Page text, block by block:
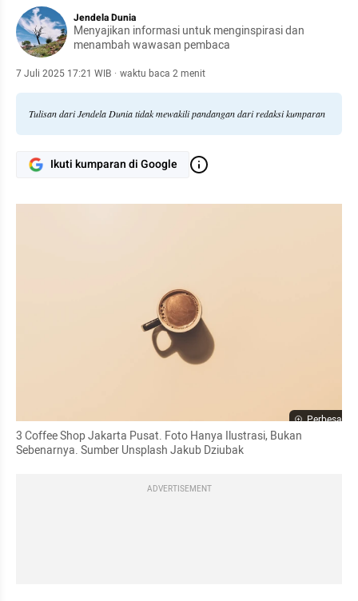
Jendela Dunia
Menyajikan informasi untuk menginspirasi dan
menambah wawasan pembaca
7 Juli 2025 17:21 WIB · waktu baca 2 menit
Tulisan dari Jendela Dunia tidak mewakili pandangan dari redaksi kumparan
Ikuti kumparan di Google
Perbesar
3 Coffee Shop Jakarta Pusat. Foto Hanya Ilustrasi, Bukan
Sebenarnya. Sumber Unsplash Jakub Dziubak
ADVERTISEMENT